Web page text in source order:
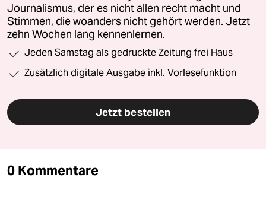
Journalismus, der es nicht allen recht macht und
Stimmen, die woanders nicht gehört werden. Jetzt
zehn Wochen lang kennenlernen.
Jeden Samstag als gedruckte Zeitung frei Haus
Zusätzlich digitale Ausgabe inkl. Vorlesefunktion
Jetzt bestellen
0 Kommentare